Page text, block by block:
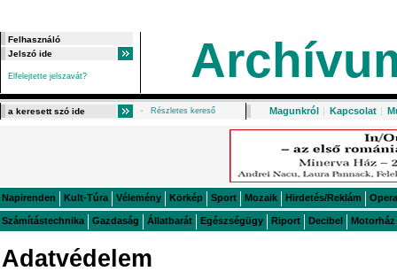
Elfelejtette jelszavát?
Részletes kereső Magunkról | Kapcsolat |
Napirenden Kult-Túra Vélemény Körkép Sport Mozaik Hirdetés/Reklám Opera
Számítástechnika Gazdaság Állatbarát Egészségügy Riport Decibel Motorház
Adatvédelem